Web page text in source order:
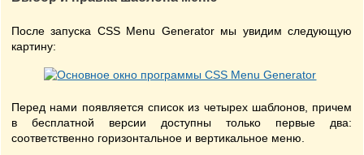
После запуска CSS Menu Generator мы увидим следующую
картину:
Перед нами появляется список из четырех шаблонов, причем
в бесплатной версии доступны только первые два:
соответственно горизонтальное и вертикальное меню.